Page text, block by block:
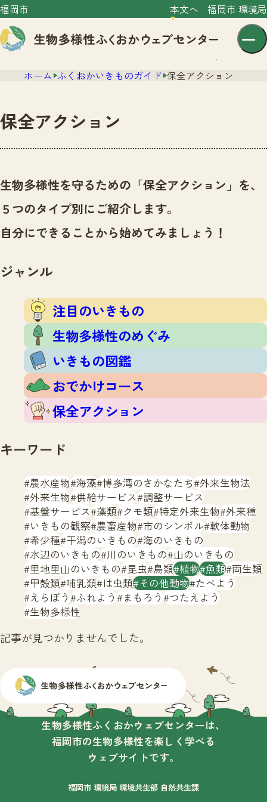
福岡市 本文へ 福岡市 環境局
文字サイズ 小 中 大
センター紹介
センター紹介TOP
サイトポリシー
ニュース
ニュースTOP
市の取組み
いきものガイド
注目のいきもの
いきもの図鑑
おでかけコース
保全アクション
調査レポート
調査レポートTOP
調査結果
ふくおかいきものマップ
マッチング
マッチングTOP
掲載申し込みフォーム
お問合せ
生物多様性ふくおかウェブセンターとは
サイトマップ
ホーム ふくおかいきものガイド 保全アクション
保全アクション
生物多様性を守るための「保全アクション」を、
５つのタイプ別にご紹介します。
自分にできることから始めてみましょう！
ジャンル
注目のいきもの
生物多様性のめぐみ
いきもの図鑑
おでかけコース
保全アクション
キーワード
農水産物 海藻 博多湾のさかなたち 外来生物法
外来生物 供給サービス 調整サービス
基盤サービス 藻類 クモ類 特定外来生物 外来種
いきもの観察 農畜産物 市のシンボル 軟体動物
希少種 干潟のいきもの 海のいきもの
水辺のいきもの 川のいきもの 山のいきもの
里地里山のいきもの 昆虫 鳥類 植物 魚類 両生類
甲殻類 哺乳類 は虫類 その他動物 たべよう
えらぼう ふれよう まもろう つたえよう
生物多様性
記事が見つかりませんでした。
生物多様性ふくおかウェブセンターは、
福岡市の生物多様性を楽しく学べる
ウェブサイトです。
福岡市 環境局 環境共生部 自然共生課